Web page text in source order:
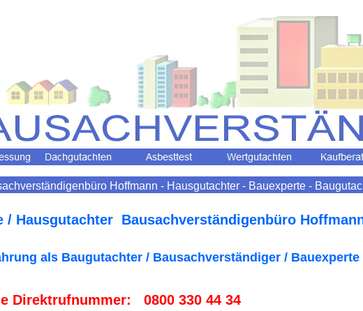
Hoffmann - Hausgutachter - Bauexperte -
Hausgutachter Bausachverständigenbüro
als Baugutachter / Bausachverständiger /
Direktrufnummer: 0800 330 44 34